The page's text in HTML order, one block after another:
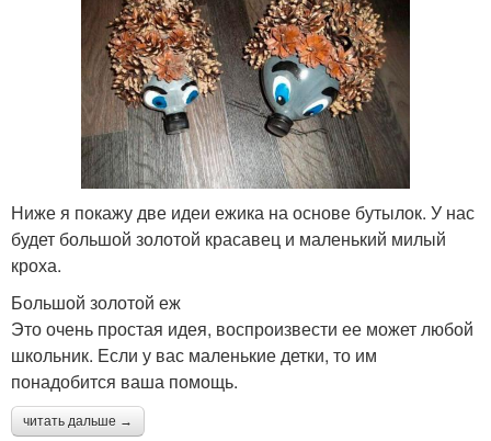
Ниже я покажу две идеи ежика на основе бутылок. У нас
будет большой золотой красавец и маленький милый
кроха.
Большой золотой еж
Это очень простая идея, воспроизвести ее может любой
школьник. Если у вас маленькие детки, то им
понадобится ваша помощь.
читать дальше →